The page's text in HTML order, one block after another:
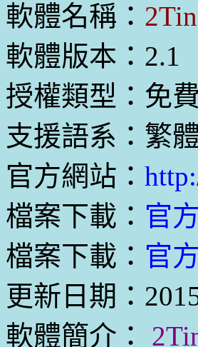
軟體名稱：
軟體版本：2.1
授權類型：免
支援語系：繁
官方網站：
檔案下載： 官
檔案下載： 官
更新日期：
軟體簡介：